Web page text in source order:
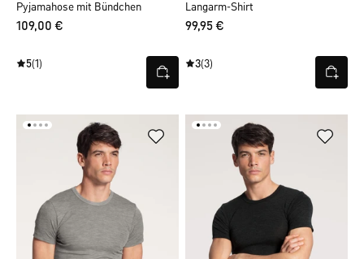
Pyjamahose mit Bündchen
109,00 €
5(1)
Langarm-Shirt
99,95 €
3(3)